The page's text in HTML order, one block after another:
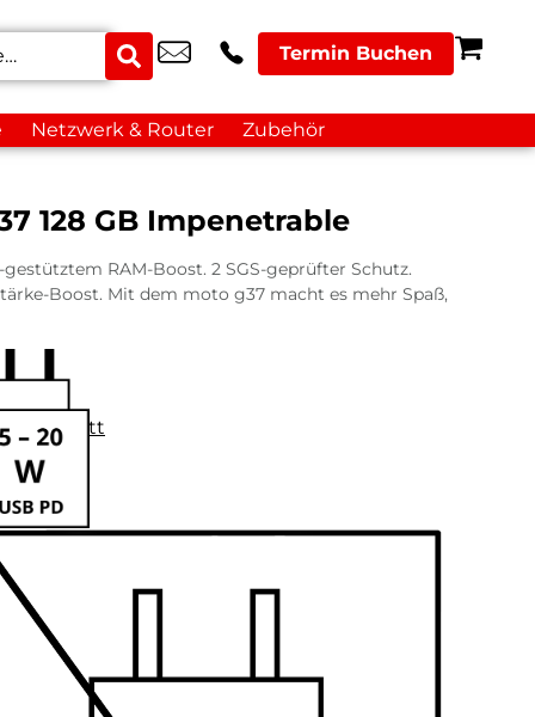
Termin Buchen
Netzwerk & Router Zubehör
128 GB Impenetrable
RAM-Boost. 2 SGS-geprüfter Schutz.
Boost. Mit dem moto g37 macht es mehr Spaß,